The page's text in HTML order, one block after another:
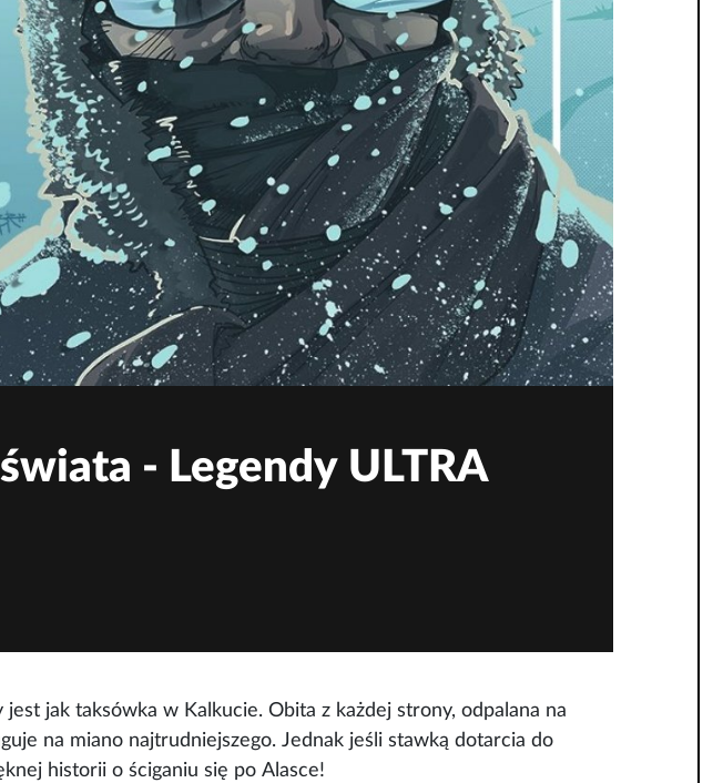
- Legendy ULTRA
jak taksówka w Kalkucie. Obita z każdej strony, odpalana na
na miano najtrudniejszego. Jednak jeśli stawką dotarcia do
historii o ściganiu się po Alasce!